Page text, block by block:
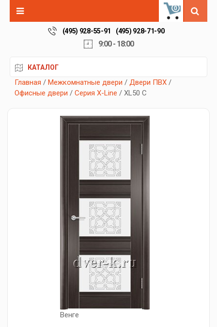
0
(495) 928-55-91 (495) 928-71-90
9:00 - 18:00
КАТАЛОГ
Главная / Межкомнатные двери / Двери ПВХ /
Офисные двери / Серия X-Line / XL50 C
Венге